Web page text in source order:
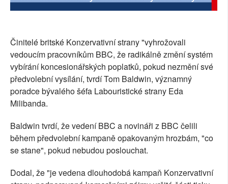
SOCIÁLNÍ SÍTĚ
RUBRIKY
PLNÁ VERZE STRÁNEK
Činitelé britské Konzervativní strany "vyhrožovali
vedoucím pracovníkům BBC, že radikálně změní systém
vybírání koncesionářských poplatků, pokud nezmění své
předvolební vysílání, tvrdí Tom Baldwin, významný
poradce bývalého šéfa Labouristické strany Eda
Milibanda.
Baldwin tvrdí, že vedení BBC a novináři z BBC čelili
během předvolební kampaně opakovaným hrozbám, "co
se stane", pokud nebudou poslouchat.
Dodal, že "je vedena dlouhodobá kampaň Konzervativní